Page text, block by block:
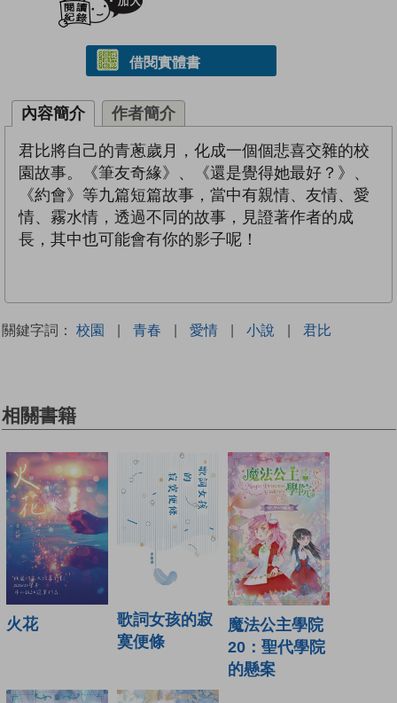
借閱實體書
內容簡介 作者簡介
君比將自己的青蔥歲月，化成一個個悲喜交雜的校
園故事。《筆友奇緣》、《還是覺得她最好？》、
《約會》等九篇短篇故事，當中有親情、友情、愛
情、霧水情，透過不同的故事，見證著作者的成
長，其中也可能會有你的影子呢！
關鍵字詞： 校園 | 青春 | 愛情 | 小說 | 君比
相關書籍
火花
歌詞女孩的寂
寞便條
魔法公主學院
20：聖代學院
的懸案